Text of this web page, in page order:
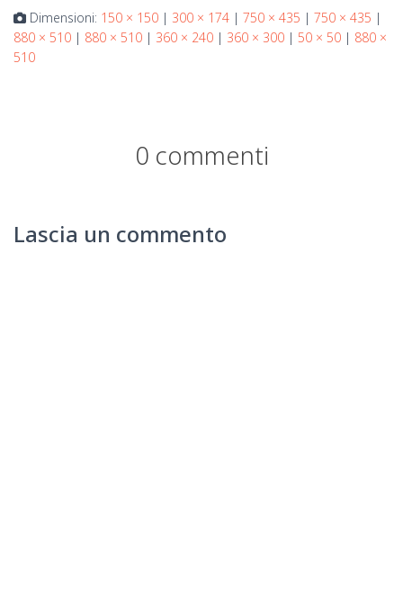
Dimensioni: 150 × 150 | 300 × 174 | 750 × 435 | 750 × 435 |
880 × 510 | 880 × 510 | 360 × 240 | 360 × 300 | 50 × 50 | 880 ×
510
0 commenti
Lascia un commento